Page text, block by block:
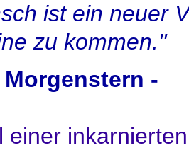
ist ein neuer
zu kommen."
-
einer